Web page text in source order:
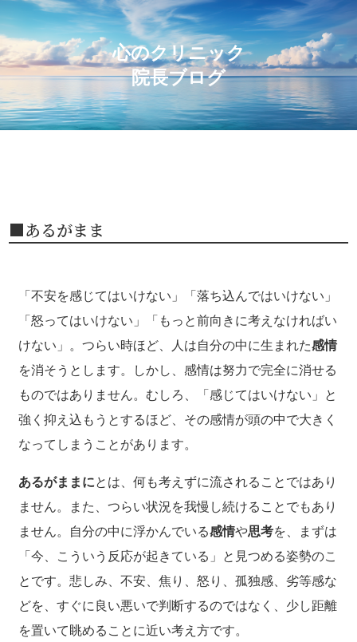
心のクリニック
院長ブログ
■あるがまま
「不安を感じてはいけない」「落ち込んではいけない」
「怒ってはいけない」「もっと前向きに考えなければい
けない」。つらい時ほど、人は自分の中に生まれた感情
を消そうとします。しかし、感情は努力で完全に消せる
ものではありません。むしろ、「感じてはいけない」と
強く抑え込もうとするほど、その感情が頭の中で大きく
なってしまうことがあります。
あるがままにとは、何も考えずに流されることではあり
ません。また、つらい状況を我慢し続けることでもあり
ません。自分の中に浮かんでいる感情や思考を、まずは
「今、こういう反応が起きている」と見つめる姿勢のこ
とです。悲しみ、不安、焦り、怒り、孤独感、劣等感な
どを、すぐに良い悪いで判断するのではなく、少し距離
を置いて眺めることに近い考え方です。